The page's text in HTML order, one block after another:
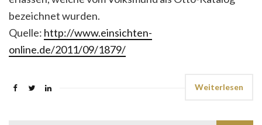
bezeichnet wurden.
Quelle: http://www.einsichten-
online.de/2011/09/1879/
Weiterlesen